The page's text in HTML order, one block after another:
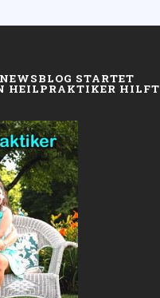
STARTET
HEILPRAKTIKER HILFT